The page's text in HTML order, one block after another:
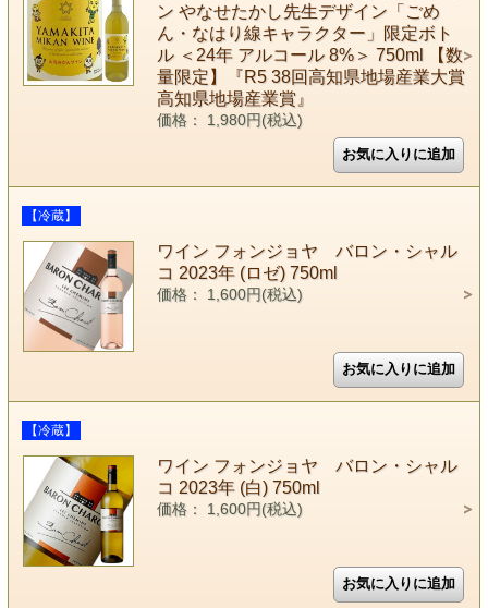
ン やなせたかし先生デザイン「ごめ
ん・なはり線キャラクター」限定ボト
ル ＜24年 アルコール 8%＞ 750ml 【数
量限定】『R5 38回高知県地場産業大賞
高知県地場産業賞』
価格： 1,980円(税込)
【冷蔵】
ワイン フォンジョヤ バロン・シャル
コ 2023年 (ロゼ) 750ml
価格： 1,600円(税込)
【冷蔵】
ワイン フォンジョヤ バロン・シャル
コ 2023年 (白) 750ml
価格： 1,600円(税込)